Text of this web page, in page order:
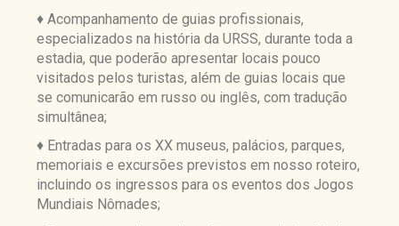
♦ Acompanhamento de guias profissionais,
especializados na história da URSS, durante toda a
estadia, que poderão apresentar locais pouco
visitados pelos turistas, além de guias locais que
se comunicarão em russo ou inglês, com tradução
simultânea;
♦ Entradas para os XX museus, palácios, parques,
memoriais e excursões previstos em nosso roteiro,
incluindo os ingressos para os eventos dos Jogos
Mundiais Nômades;